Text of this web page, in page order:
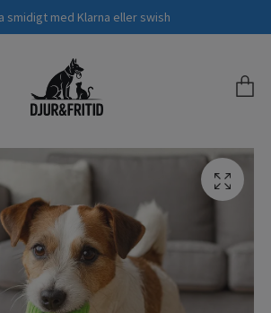
smidigt med Klarna eller swish